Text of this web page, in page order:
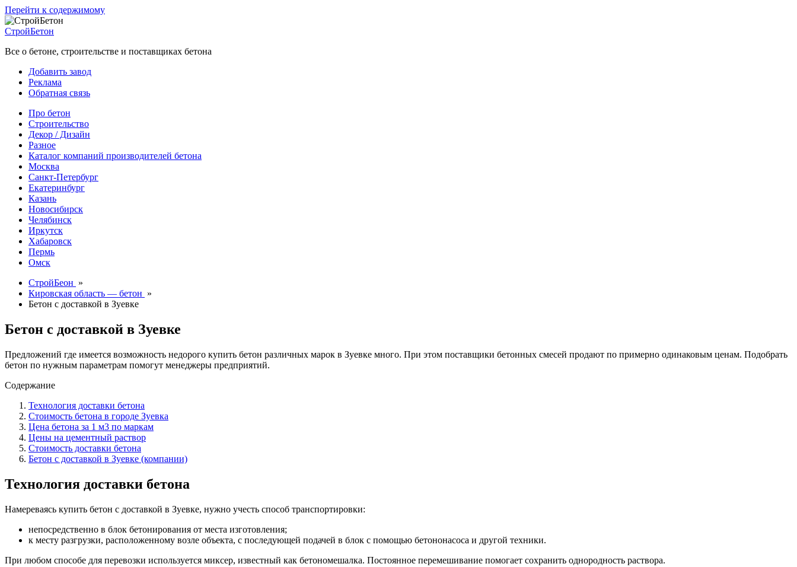
Перейти к содержимому
СтройБетон
Все о бетоне, строительстве и поставщиках бетона
Добавить завод
Реклама
Обратная связь
Про бетон
Строительство
Декор / Дизайн
Разное
Каталог компаний производителей бетона
Москва
Санкт-Петербург
Екатеринбург
Казань
Новосибирск
Челябинск
Иркутск
Хабаровск
Пермь
Омск
СтройБеон »
Кировская область — бетон »
Бетон с доставкой в Зуевке
Бетон с доставкой в Зуевке
Предложений где имеется возможность недорого купить бетон различных марок в Зуевке много. При этом поставщики бетонных смесей продают по примерно одинаковым ценам. Подобрать
бетон по нужным параметрам помогут менеджеры предприятий.
Содержание
Технология доставки бетона
Стоимость бетона в городе Зуевка
Цена бетона за 1 м3 по маркам
Цены на цементный раствор
Стоимость доставки бетона
Бетон с доставкой в Зуевке (компании)
Технология доставки бетона
Намереваясь купить бетон с доставкой в Зуевке, нужно учесть способ транспортировки:
непосредственно в блок бетонирования от места изготовления;
к месту разгрузки, расположенному возле объекта, с последующей подачей в блок с помощью бетононасоса и другой техники.
При любом способе для перевозки используется миксер, известный как бетономешалка. Постоянное перемешивание помогает сохранить однородность раствора.